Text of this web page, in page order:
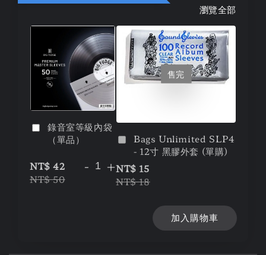
瀏覽全部
錄音室等級內袋
（單品）
NT$ 42
NT$ 50
- +
售完
Bags Unlimited SLP4
- 12寸 黑膠外套 (單購)
NT$ 15
NT$ 18
加入購物車